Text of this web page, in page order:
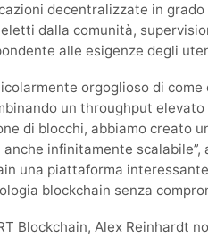
decentralizzate in
dalla comunità,
alle esigenze degli
orgoglioso di
un throughput
di blocchi, abbiamo creato
anche infinitamente
una piattaforma
blockchain senza
Blockchain, Alex Reinhardt